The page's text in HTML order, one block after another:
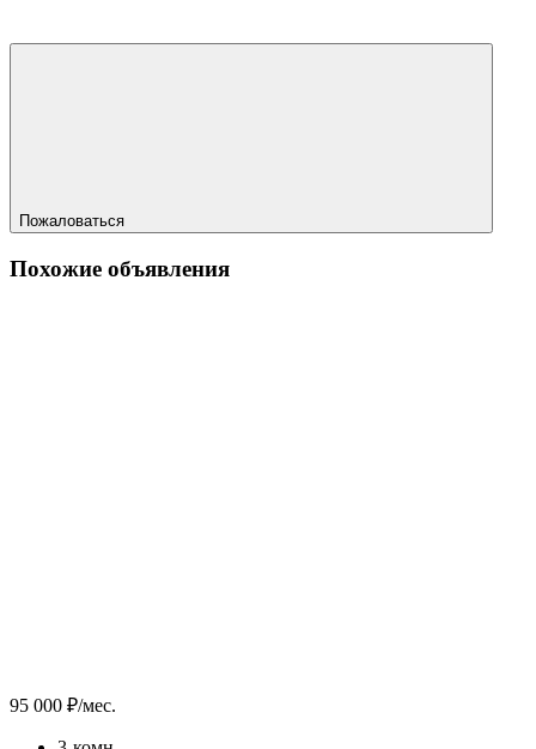
Пожаловаться
Похожие объявления
95 000 ₽/мес.